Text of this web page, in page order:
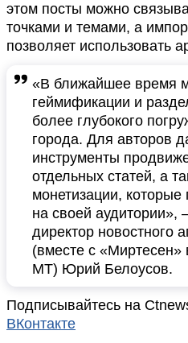
этом посты можно
точками и темами, а
позволяет использовать
«В ближайшее время
геймификации и
более глубокого
города. Для авторов
инструменты
отдельных статей, а
монетизации, которые
на своей аудитории»,
директор новостного
(вместе с «Миртесен»
MT) Юрий Белоусов.
Подписывайтесь на
ВКонтакте